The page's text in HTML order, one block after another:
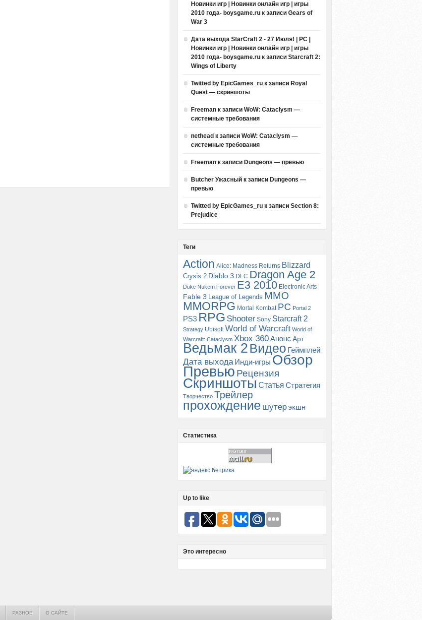
Новинки игр | Новинки онлайн игр | игры
2010 года- boysgame.ru к записи Gears of
War 3
Дата выхода StarCraft 2 - 27 Июля! | PC |
Новинки игр | Новинки онлайн игр | игры
2010 года- boysgame.ru к записи Starcraft 2:
Wings of Liberty
Twitted by EpicGames_ru к записи Royal
Quest — скриншоты
Freeman к записи WoW: Cataclysm —
системные требования
nethead к записи WoW: Cataclysm —
системные требования
Freeman к записи Dungeons — превью
Butcher Ужасный к записи Dungeons —
превью
Twitted by EpicGames_ru к записи Section 8:
Prejudice
Теги
Action Alice: Madness Returns Blizzard
Crysis 2 Diablo 3 DLC Dragon Age 2
Duke Nukem Forever E3 2010 Electronic Arts
Fable 3 League of Legends MMO
MMORPG Mortal Kombat PC Portal 2
PS3 RPG Shooter Sony Starcraft 2
Strategy Ubisoft World of Warcraft World of
Warcraft: Cataclysm Xbox 360Анонс Арт
Ведьмак 2 Видео Геймплей
Дата выхода Инди-игры Обзор
Превью Рецензия
Скриншоты Статья Стратегия
Творчество Трейлер
прохождение шутерэкшн
Статистика
Up to like
Это интересно
РАЗНОЕ О САЙТЕ